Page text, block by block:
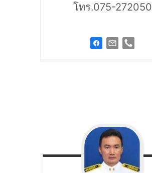
โทร.075-272050